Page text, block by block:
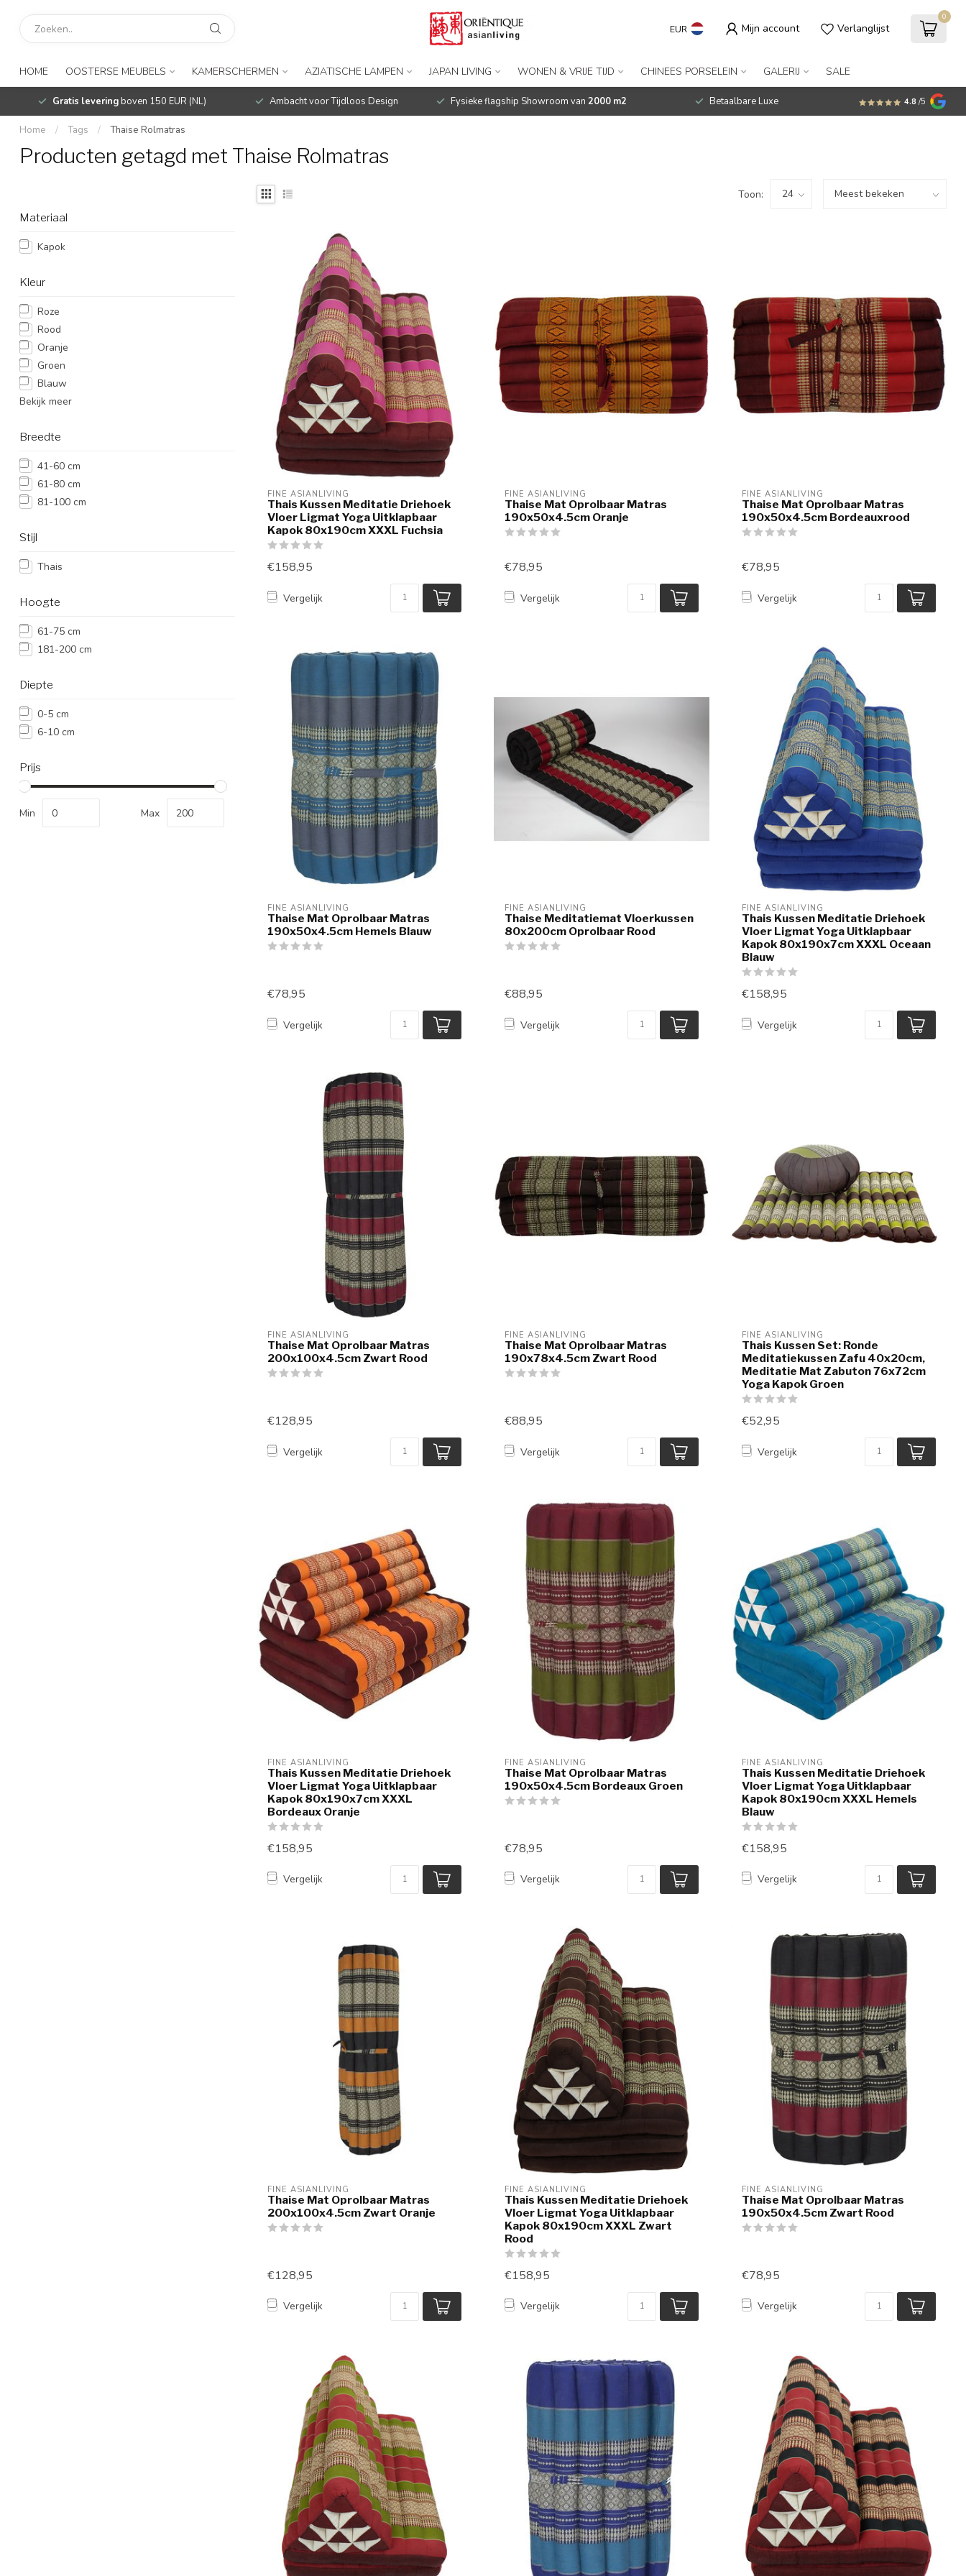
EUR Mijn account Verlanglijst
0
HOME OOSTERSE MEUBELS KAMERSCHERMEN AZIATISCHE LAMPEN JAPAN LIVING WONEN & VRIJE TIJD CHINEES PORSELEIN GALERIJ SALE
Gratis leveringboven 150 EUR (NL) Ambacht voor Tijdloos Design Fysieke flagship Showroom van 2000 m2 Betaalbare Luxe 4.8 /5
Home / Tags / Thaise Rolmatras
Producten getagd met Thaise Rolmatras
Materiaal
Kapok
Kleur
Roze
Rood
Oranje
Groen
Blauw
Bekijk meer
Breedte
41-60 cm
61-80 cm
81-100 cm
Stijl
Thais
Hoogte
61-75 cm
181-200 cm
Diepte
0-5 cm
6-10 cm
Prijs
Min Max
Toon:
FINE ASIANLIVING
Thais Kussen Meditatie Driehoek
Vloer Ligmat Yoga Uitklapbaar
Kapok 80x190cm XXXL Fuchsia
€158,95
Vergelijk
FINE ASIANLIVING
Thaise Mat Oprolbaar Matras
190x50x4.5cm Oranje
€78,95
Vergelijk
FINE ASIANLIVING
Thaise Mat Oprolbaar Matras
190x50x4.5cm Bordeauxrood
€78,95
Vergelijk
FINE ASIANLIVING
Thaise Mat Oprolbaar Matras
190x50x4.5cm Hemels Blauw
€78,95
Vergelijk
FINE ASIANLIVING
Thaise Meditatiemat Vloerkussen
80x200cm Oprolbaar Rood
€88,95
Vergelijk
FINE ASIANLIVING
Thais Kussen Meditatie Driehoek
Vloer Ligmat Yoga Uitklapbaar
Kapok 80x190x7cm XXXL Oceaan
Blauw
€158,95
Vergelijk
FINE ASIANLIVING
Thaise Mat Oprolbaar Matras
200x100x4.5cm Zwart Rood
€128,95
Vergelijk
FINE ASIANLIVING
Thaise Mat Oprolbaar Matras
190x78x4.5cm Zwart Rood
€88,95
Vergelijk
FINE ASIANLIVING
Thais Kussen Set: Ronde
Meditatiekussen Zafu 40x20cm,
Meditatie Mat Zabuton 76x72cm
Yoga Kapok Groen
€52,95
Vergelijk
FINE ASIANLIVING
Thais Kussen Meditatie Driehoek
Vloer Ligmat Yoga Uitklapbaar
Kapok 80x190x7cm XXXL
Bordeaux Oranje
€158,95
Vergelijk
FINE ASIANLIVING
Thaise Mat Oprolbaar Matras
190x50x4.5cm Bordeaux Groen
€78,95
Vergelijk
FINE ASIANLIVING
Thais Kussen Meditatie Driehoek
Vloer Ligmat Yoga Uitklapbaar
Kapok 80x190cm XXXL Hemels
Blauw
€158,95
Vergelijk
FINE ASIANLIVING
Thaise Mat Oprolbaar Matras
200x100x4.5cm Zwart Oranje
€128,95
Vergelijk
FINE ASIANLIVING
Thais Kussen Meditatie Driehoek
Vloer Ligmat Yoga Uitklapbaar
Kapok 80x190cm XXXL Zwart
Rood
€158,95
Vergelijk
FINE ASIANLIVING
Thaise Mat Oprolbaar Matras
190x50x4.5cm Zwart Rood
€78,95
Vergelijk